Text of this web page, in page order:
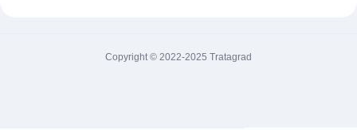
Copyright © 2022-2025 Tratagrad